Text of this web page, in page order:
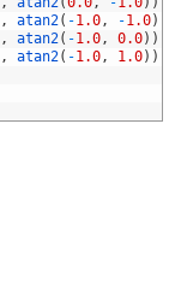
, atan2( -1.0, -1.0)
, atan2( -1.0, 0.0) )
, atan2( -1.0, 1.0) )